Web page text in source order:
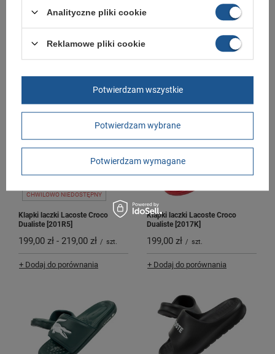
Carnaby [748SUJ00011R5]
+ Dodaj do porównania
Buty damskie sportowe Lacoste
Carnaby [748SUJ00021Y9]
+ Dodaj do porównania
CHWILOWO NIEDOSTĘPNY
Klapki laczki Lacoste Croco
Dualiste [201R5]
199,00 zł - 219,00 zł / szt.
+ Dodaj do porównania
Klapki laczki Lacoste Croco
Dualiste [2017K]
199,00 zł / szt.
+ Dodaj do porównania
Analityczne pliki cookie
Reklamowe pliki cookie
Potwierdzam wybrane
Potwierdzam wymagane
Potwierdzam wszystkie